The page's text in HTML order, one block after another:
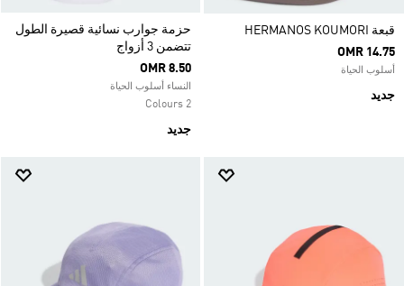
قبعة HERMANOS KOUMORI
OMR 14.75
أسلوب الحياة
جديد
حزمة جوارب نسائية قصيرة الطول
تتضمن 3 أزواج
OMR 8.50
النساء أسلوب الحياة
2 Colours
جديد